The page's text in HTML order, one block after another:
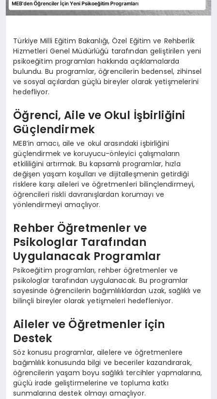
Türkiye Milli Eğitim Bakanlığı, Özel Eğitim ve Rehberlik
Hizmetleri Genel Müdürlüğü tarafından geliştirilen yeni
psikoeğitim programları hakkında açıklamalarda
bulundu. Bu programlar, öğrencilerin bedensel, zihinsel
ve sosyal açılardan güçlü bireyler olarak yetişmelerini
hedefliyor.
Öğrenci, Aile ve Okul İşbirliğini
Güçlendirmek
MEB’in amacı, aile ve okul arasındaki işbirliğini
güçlendirmek ve koruyucu-önleyici çalışmaların
etkililiğini artırmak. Bu kapsamlı programlar, hızla
değişen yaşam koşulları ve dijitalleşmenin getirdiği
risklere karşı aileleri ve öğretmenleri bilinçlendirmeyi,
öğrencileri riskli davranışlardan korumayı ve
yönlendirmeyi amaçlıyor.
Rehber Öğretmenler ve
Psikologlar Tarafından
Uygulanacak Programlar
Psikoeğitim programları, rehber öğretmenler ve
psikologlar tarafından uygulanacak. Bu programlar
sayesinde öğrencilerin bağımlılıklardan uzak, sağlıklı ve
bilinçli bireyler olarak yetişmeleri hedefleniyor.
Aileler ve Öğretmenler için
Destek
Söz konusu programlar, ailelere ve öğretmenlere
bağımlılık konusunda bilgi ve beceriler kazandırarak,
öğrencilerin yaşam boyu sağlıklı tercihler yapmalarına,
güçlü irade geliştirmelerine ve topluma katkı
sunmalarına destek olmayı amaçlıyor.